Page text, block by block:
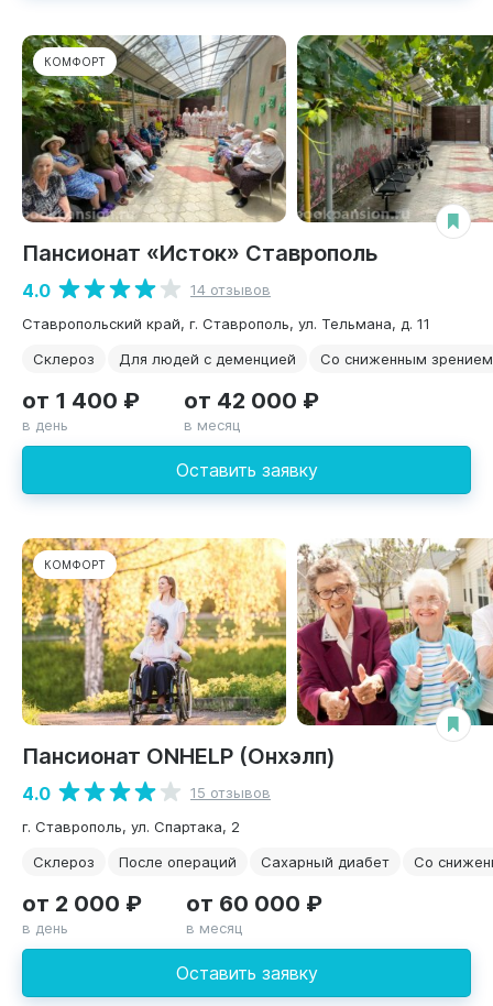
КОМФОРТ
Пансионат «Исток» Ставрополь
4.0
14 отзывов
Ставропольский край, г. Ставрополь, ул. Тельмана, д. 11
Склероз
Для людей с деменцией Со сниженным зрением
Оставить заявку
от 1 400 ₽
в день
от 42 000 ₽
в месяц
КОМФОРТ
Пансионат ONHELP (Онхэлп)
4.0
15 отзывов
г. Ставрополь, ул. Спартака, 2
Склероз
После операций Сахарный диабет Со
Оставить заявку
от 2 000 ₽
в день
от 60 000 ₽
в месяц